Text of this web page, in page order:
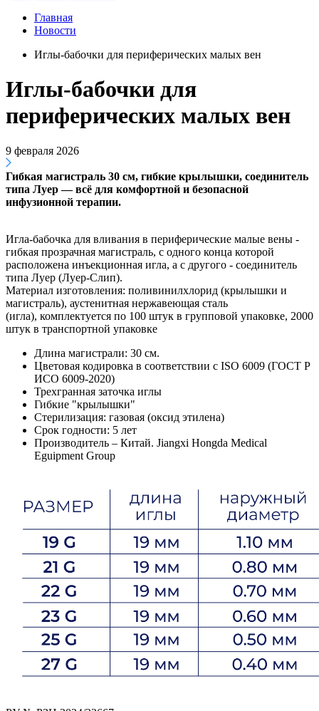
Главная
Новости
Иглы-бабочки для периферических малых вен
Иглы-бабочки для
периферических малых вен
9 февраля 2026
Гибкая магистраль 30 см, гибкие крылышки, соединитель
типа Луер — всё для комфортной и безопасной
инфузионной терапии.
Игла-бабочка для вливания в периферические малые вены -
гибкая прозрачная магистраль, с одного конца которой
расположена инъекционная игла, а с другого - соединитель
типа Луер (Луер-Слип).
Материал изготовления: поливинилхлорид (крылышки и
магистраль), аустенитная нержавеющая сталь
(игла), комплектуется по 100 штук в групповой упаковке, 2000
штук в транспортной упаковке
Длина магистрали: 30 см.
Цветовая кодировка в соответствии с ISO 6009 (ГОСТ Р
ИСО 6009-2020)
Трехгранная заточка иглы
Гибкие "крылышки"
Стерилизация: газовая (оксид этилена)
Срок годности: 5 лет
Производитель – Китай. Jiangxi Hongda Medical
Eguipment Group